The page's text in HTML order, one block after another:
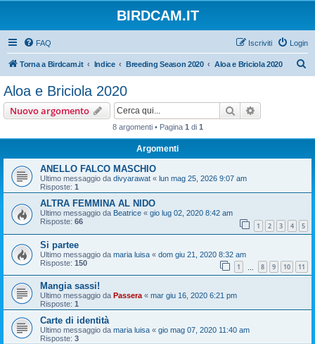
BIRDCAM.IT
FAQ Login
Iscriviti
Torna a Birdcam.it Indice Breeding Season 2020 Aloa e Briciola 2020
Aloa e Briciola 2020
Nuovo argomento Cerca
8 argomenti • Pagina 1 di 1
Argomenti
ANELLO FALCO MASCHIO
Ultimo messaggio da divyarawat « lun mag 25, 2026 9:07 am
Risposte: 1
ALTRA FEMMINA AL NIDO
Ultimo messaggio da Beatrice « gio lug 02, 2020 8:42 am
Risposte: 66 1 2 3 4 5
Si partee
Ultimo messaggio da maria luisa « dom giu 21, 2020 8:32 am
Risposte: 150 1 8 9 10 11
Mangia sassi!
Ultimo messaggio da Passera « mar giu 16, 2020 6:21 pm
Risposte: 1
Carte di identità
Ultimo messaggio da maria luisa « gio mag 07, 2020 11:40 am
Risposte: 3